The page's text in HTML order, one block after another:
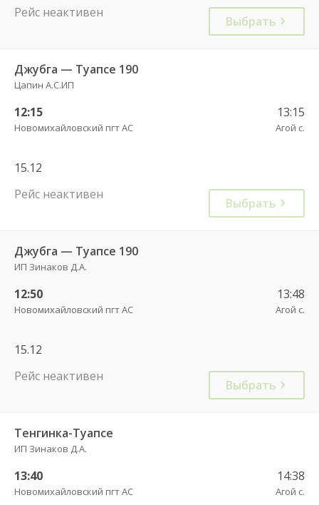
Рейс неактивен
Выбрать
Джубга — Туапсе 190
Цапин А.С.ИП
12:15
Новомихайловский пгт АС
13:15
Агой с.
15.12
Рейс неактивен
Выбрать
Джубга — Туапсе 190
ИП Зинаков Д.А.
12:50
Новомихайловский пгт АС
13:48
Агой с.
15.12
Рейс неактивен
Выбрать
Тенгинка-Туапсе
ИП Зинаков Д.А.
13:40
Новомихайловский пгт АС
14:38
Агой с.